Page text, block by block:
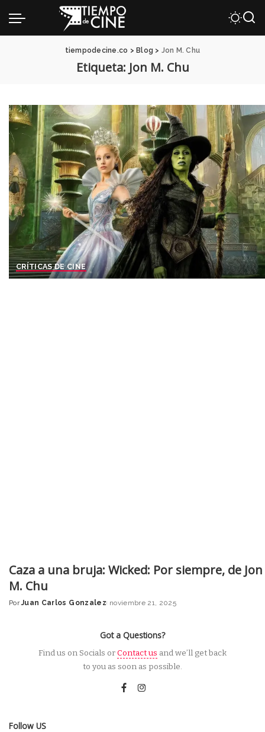
tiempodecine.co > Blog > Jon M. Chu
Etiqueta: Jon M. Chu
CRÍTICAS DE CINE
Caza a una bruja: Wicked: Por siempre, de Jon
M. Chu
Posted
Por Juan Carlos Gonzalez noviembre 21, 2025
Got a Questions?
Find us on Socials orContact us and we’ll get back
to you as soon as possible.
Follow US